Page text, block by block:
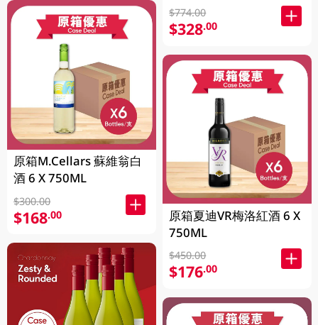
原箱M.Cellars 蘇維翁白
酒 6 X 750ML
$300.00
$168.00
$774.00
$328.00
原箱夏迪VR梅洛紅酒 6 X
750ML
$450.00
$176.00